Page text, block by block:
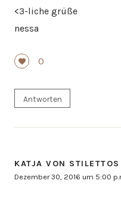
<3-liche grüße
nessa
0
Antworten
KATJA VON
Dezember 30, 2016 um 5:00